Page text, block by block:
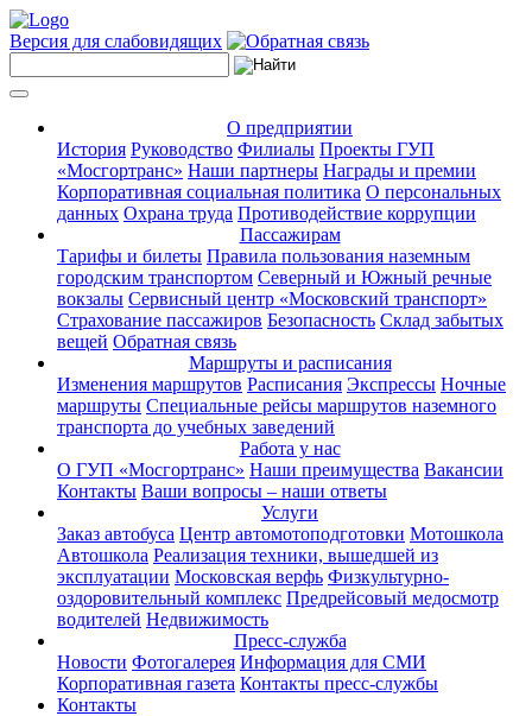
Версия для слабовидящих
О предприятии
История Руководство Филиалы Проекты ГУП
«Мосгортранс» Наши партнеры Награды и премии
Корпоративная социальная политика О персональных
данных Охрана труда Противодействие коррупции
Пассажирам
Тарифы и билеты Правила пользования наземным
городским транспортом Северный и Южный речные
вокзалы Сервисный центр «Московский транспорт»
Страхование пассажиров Безопасность Склад забытых
вещей Обратная связь
Маршруты и расписания
Изменения маршрутов Расписания Экспрессы Ночные
маршруты Специальные рейсы маршрутов наземного
транспорта до учебных заведений
Работа у нас
О ГУП «Мосгортранс» Наши преимущества Вакансии
Контакты Ваши вопросы – наши ответы
Услуги
Заказ автобуса Центр автомотоподготовки Мотошкола
Автошкола Реализация техники, вышедшей из
эксплуатации Московская верфь Физкультурно-
оздоровительный комплекс Предрейсовый медосмотр
водителей Недвижимость
Пресс-служба
Новости Фотогалерея Информация для СМИ
Корпоративная газета Контакты пресс-службы
Контакты